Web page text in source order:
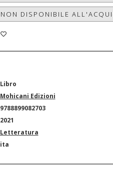
NON DISPONIBILE
Libro
Mohicani Edizioni
9788899082703
2021
Letteratura
ita